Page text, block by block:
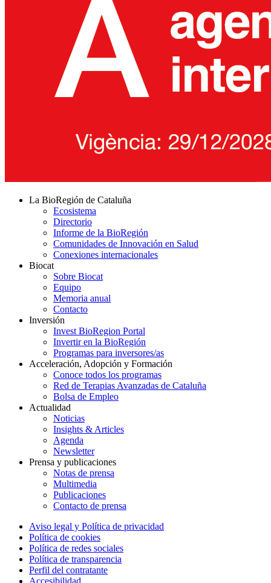
La BioRegión de Cataluña
Ecosistema
Directorio
Informe de la BioRegión
Comunidades de Innovación en Salud
Conexiones internacionales
Biocat
Sobre Biocat
Equipo
Memoria anual
Contacto
Inversión
Invest BioRegion Portal
Invertir en la BioRegión
Programas para inversores/as
Acceleración, Adopción y Formación
Conoce todos los programas
Red de Terapias Avanzadas de Cataluña
Bolsa de Empleo
Actualidad
Noticias
Insights & Articles
Agenda
Newsletter
Prensa y publicaciones
Notas de prensa
Multimedia
Publicaciones
Contacto de prensa
Aviso legal y Política de privacidad
Política de cookies
Política de redes sociales
Política de transparencia
Perfil del contratante
Accesibilidad